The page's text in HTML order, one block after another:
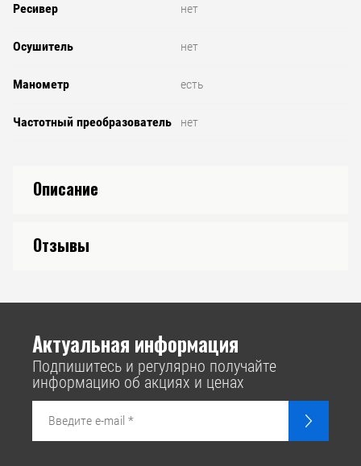
Ресивер нет
Осушитель нет
Манометр есть
Частотный преобразователь нет
Описание
Отзывы
Актуальная информация
Подпишитесь и регулярно получайте
информацию об акциях и ценах